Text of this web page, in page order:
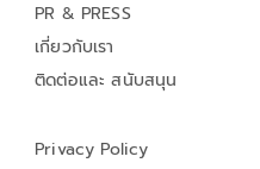
PR & PRESS
เกี่ยวกับเรา
ติดต่อและ สนับสนุน
Privacy Policy